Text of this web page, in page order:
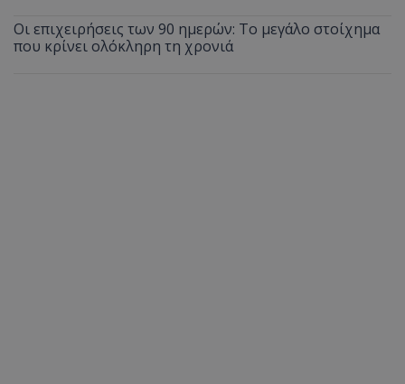
Οι επιχειρήσεις των 90 ημερών: Το μεγάλο στοίχημα
που κρίνει ολόκληρη τη χρονιά